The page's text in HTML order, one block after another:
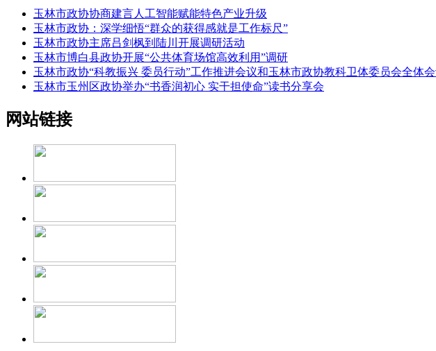
玉林市政协协商建言人工智能赋能特色产业升级
玉林市政协：深学细悟“群众的获得感就是工作标尺”
玉林市政协主席吕剑枫到陆川开展调研活动
玉林市博白县政协开展“公共体育场馆高效利用”调研
玉林市政协“科教振兴 委员行动”工作推进会议和玉林市政协教科卫体委员会全体
玉林市玉州区政协举办“书香润初心 实干担使命”读书分享会
网站链接